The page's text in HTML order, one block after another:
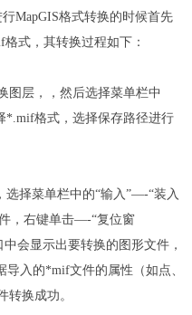
行MapGIS格式转换的时候首先
格式，其转换过程如下：
图层，，然后选择菜单栏中
*.mif格式，选择保存路径进行
选择菜单栏中的“输入 ”—-“装入
，右键单击—-“复位窗
中会显示出要转换的图形文件，
导入的*mif文件的属性（如点、
转换成功。